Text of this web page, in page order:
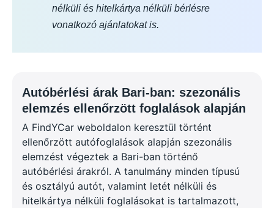
nélküli és hitelkártya nélküli bérlésre
vonatkozó ajánlatokat is.
Autóbérlési árak Bari-ban: szezonális
elemzés ellenőrzött foglalások alapján
A FindYCar weboldalon keresztül történt
ellenőrzött autófoglalások alapján szezonális
elemzést végeztek a Bari-ban történő
autóbérlési árakról. A tanulmány minden típusú
és osztályú autót, valamint letét nélküli és
hitelkártya nélküli foglalásokat is tartalmazott,